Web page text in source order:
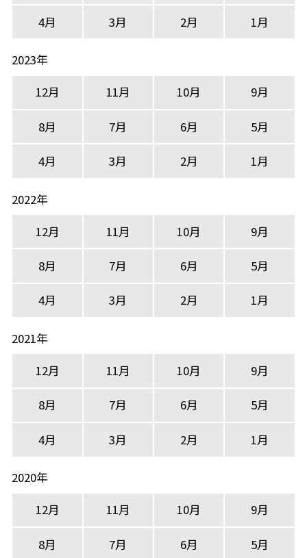
4月 3月 2月 1月
2023年
12月
11月 10月 9月
8月 7月 6月 5月
4月 3月 2月 1月
2022年
12月
11月 10月 9月
8月 7月 6月 5月
4月 3月 2月 1月
2021年
12月
11月 10月 9月
8月 7月 6月 5月
4月 3月 2月 1月
2020年
12月
11月 10月 9月
8月 7月 6月 5月